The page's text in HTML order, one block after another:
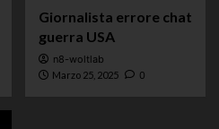
Giornalista errore chat
guerra USA
n8-woltlab
Marzo 25, 2025 0